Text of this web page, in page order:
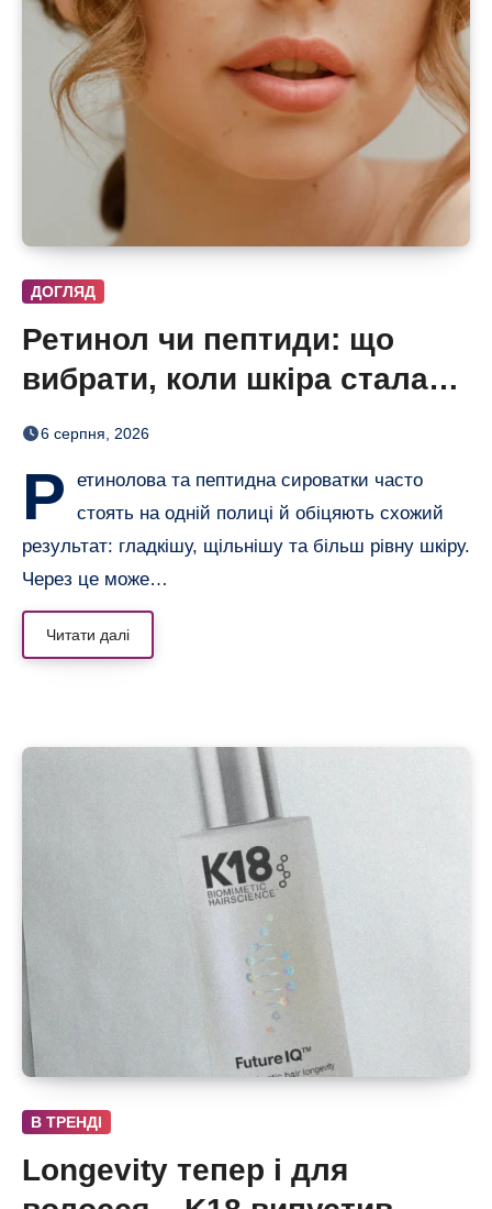
ДОГЛЯД
Ретинол чи пептиди: що
вибрати, коли шкіра стала
нерівною і чутливою
6 серпня, 2026
Р
етинолова та пептидна сироватки часто
стоять на одній полиці й обіцяють схожий
результат: гладкішу, щільнішу та більш рівну шкіру.
Через це може…
Читати далі
В ТРЕНДІ
Longevity тепер і для